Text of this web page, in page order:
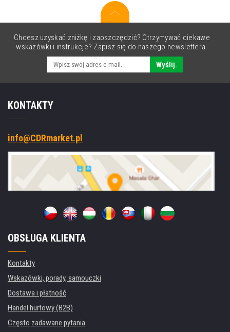
Chcesz uzyskać zniżkę i zaoszczędzić? Otrzymywać ciekawe
wskazówki i instrukcje? Zapisz się do naszego newslettera.
Wyślij.
KONTAKTY
info@CDRmarket.pl
OBSŁUGA KLIENTA
Kontakty
Wskazówki, porady, samouczki
Dostawa i płatność
Handel hurtowy (B2B)
Często zadawane pytania